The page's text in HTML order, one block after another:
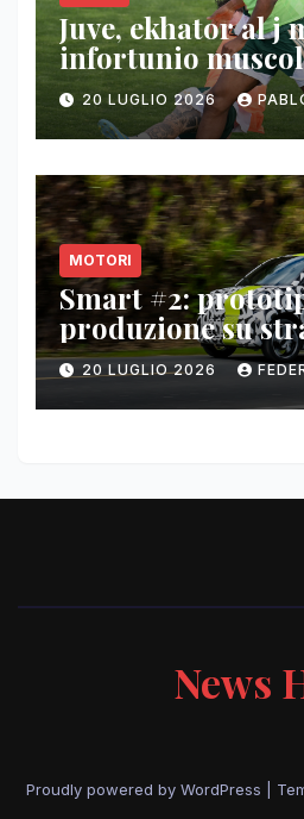
Juve, ekhator al j
infortunio
20 LUGLIO 2026
MOTORI
Smart #2:
produzione su
del paris motor
20 LUGLIO 2026
News
Proudly powered by WordPress